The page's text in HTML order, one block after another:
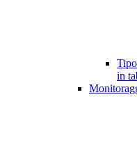
in